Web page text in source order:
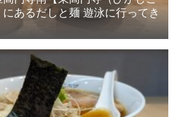
にあるだしと麺 遊泳に行ってき